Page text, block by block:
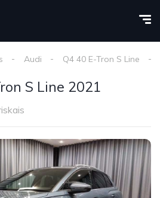
Audi Q4 40 E-Tron S Line
S Line 2021